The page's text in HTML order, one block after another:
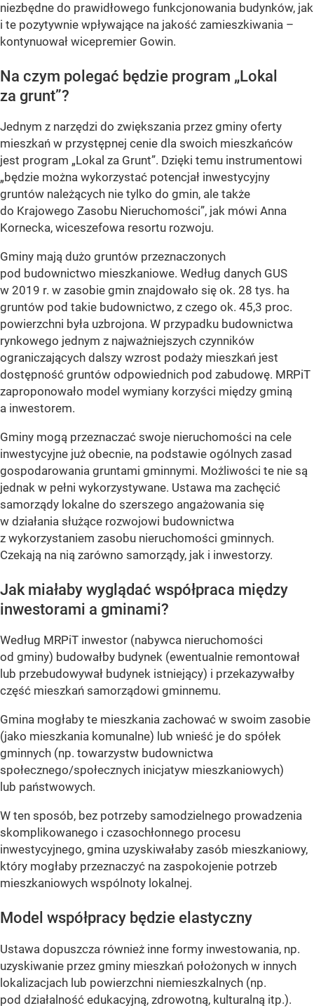
niezbędne do prawidłowego funkcjonowania budynków, jak
i te pozytywnie wpływające na jakość zamieszkiwania –
kontynuował wicepremier Gowin.
Na czym polegać będzie program „Lokal
za grunt”?
Jednym z narzędzi do zwiększania przez gminy oferty
mieszkań w przystępnej cenie dla swoich mieszkańców
jest program „Lokal za Grunt”. Dzięki temu instrumentowi
„będzie można wykorzystać potencjał inwestycyjny
gruntów należących nie tylko do gmin, ale także
do Krajowego Zasobu Nieruchomości”, jak mówi Anna
Kornecka, wiceszefowa resortu rozwoju.
Gminy mają dużo gruntów przeznaczonych
pod budownictwo mieszkaniowe. Według danych GUS
w 2019 r. w zasobie gmin znajdowało się ok. 28 tys. ha
gruntów pod takie budownictwo, z czego ok. 45,3 proc.
powierzchni była uzbrojona. W przypadku budownictwa
rynkowego jednym z najważniejszych czynników
ograniczających dalszy wzrost podaży mieszkań jest
dostępność gruntów odpowiednich pod zabudowę. MRPiT
zaproponowało model wymiany korzyści między gminą
a inwestorem.
Gminy mogą przeznaczać swoje nieruchomości na cele
inwestycyjne już obecnie, na podstawie ogólnych zasad
gospodarowania gruntami gminnymi. Możliwości te nie są
jednak w pełni wykorzystywane. Ustawa ma zachęcić
samorządy lokalne do szerszego angażowania się
w działania służące rozwojowi budownictwa
z wykorzystaniem zasobu nieruchomości gminnych.
Czekają na nią zarówno samorządy, jak i inwestorzy.
Jak miałaby wyglądać współpraca między
inwestorami a gminami?
Według MRPiT inwestor (nabywca nieruchomości
od gminy) budowałby budynek (ewentualnie remontował
lub przebudowywał budynek istniejący) i przekazywałby
część mieszkań samorządowi gminnemu.
Gmina mogłaby te mieszkania zachować w swoim zasobie
(jako mieszkania komunalne) lub wnieść je do spółek
gminnych (np. towarzystw budownictwa
społecznego/społecznych inicjatyw mieszkaniowych)
lub państwowych.
W ten sposób, bez potrzeby samodzielnego prowadzenia
skomplikowanego i czasochłonnego procesu
inwestycyjnego, gmina uzyskiwałaby zasób mieszkaniowy,
który mogłaby przeznaczyć na zaspokojenie potrzeb
mieszkaniowych wspólnoty lokalnej.
Model współpracy będzie elastyczny
Ustawa dopuszcza również inne formy inwestowania, np.
uzyskiwanie przez gminy mieszkań położonych w innych
lokalizacjach lub powierzchni niemieszkalnych (np.
pod działalność edukacyjną, zdrowotną, kulturalną itp.).